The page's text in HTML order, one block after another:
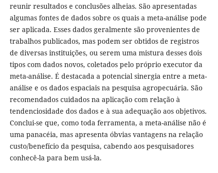
reunir resultados e conclusões alheias. São apresentadas
algumas fontes de dados sobre os quais a meta-análise pode
ser aplicada. Esses dados geralmente são provenientes de
trabalhos publicados, mas podem ser obtidos de registros
de diversas instituições, ou serem uma mistura desses dois
tipos com dados novos, coletados pelo próprio executor da
meta-análise. É destacada a potencial sinergia entre a meta-
análise e os dados espaciais na pesquisa agropecuária. São
recomendados cuidados na aplicação com relação à
tendenciosidade dos dados e à sua adequação aos objetivos.
Conclui-se que, como toda ferramenta, a meta-análise não é
uma panacéia, mas apresenta óbvias vantagens na relação
custo/benefício da pesquisa, cabendo aos pesquisadores
conhecê-la para bem usá-la.